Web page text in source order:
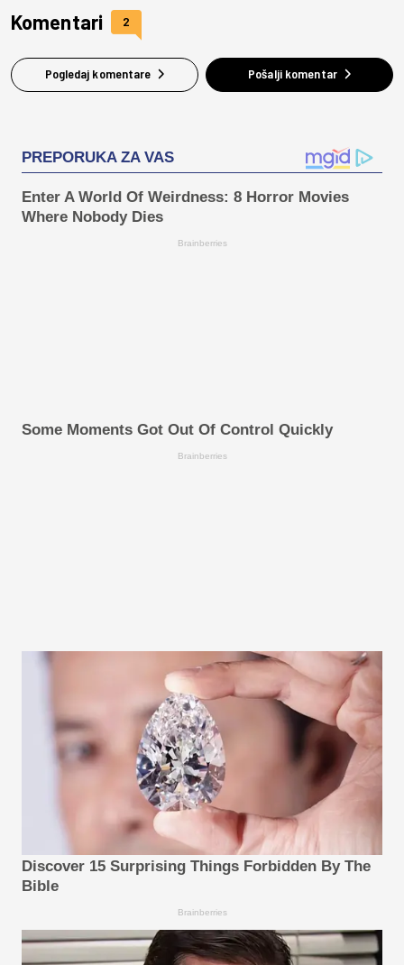
Komentari 2
Pogledaj komentare Pošalji komentar
PREPORUKA ZA VAS
Enter A World Of Weirdness: 8 Horror Movies
Where Nobody Dies
Brainberries
Some Moments Got Out Of Control Quickly
Brainberries
Discover 15 Surprising Things Forbidden By The
Bible
Brainberries